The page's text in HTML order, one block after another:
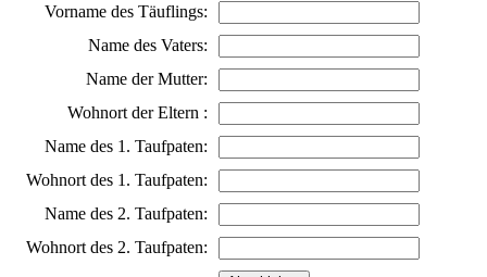
Vorname des Täuflings:
Name des Vaters:
Name der Mutter:
Wohnort der Eltern :
Name des 1. Taufpaten:
Wohnort des 1. Taufpaten:
Name des 2. Taufpaten:
Wohnort des 2. Taufpaten: